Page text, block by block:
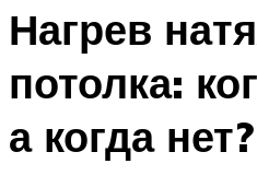
Нагрев
потолка:
а когда нет?